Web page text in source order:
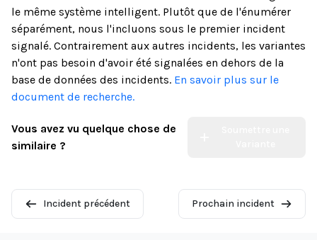
le même système intelligent. Plutôt que de l'énumérer
séparément, nous l'incluons sous le premier incident
signalé. Contrairement aux autres incidents, les variantes
n'ont pas besoin d'avoir été signalées en dehors de la
base de données des incidents. En savoir plus sur le
document de recherche.
Vous avez vu quelque chose de
similaire ?
Incident précédent Prochain incident